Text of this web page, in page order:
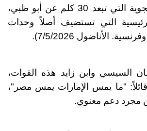
قاعدة الظفرة الجوية التي تبعد 30 كلم عن أبو ظبي،
التي تستضيف أصلاً وحدات
الأناضول 7/5/2026).
السيسي وابن زايد هذه القوات،
"ما يمس الإمارات يمس مصر"،
مجرد دعم معنوي.